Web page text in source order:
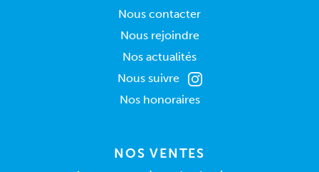
Nous contacter
Nous rejoindre
Nos actualités
Nous suivre
Nos honoraires
NOS VENTES